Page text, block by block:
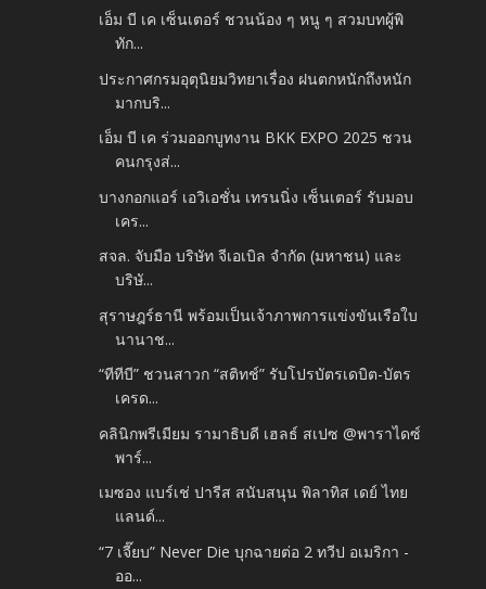
เอ็ม บี เค เซ็นเตอร์ ชวนน้อง ๆ หนู ๆ สวมบทผู้พิ
ทัก...
ประกาศกรมอุตุนิยมวิทยาเรื่อง ฝนตกหนักถึงหนัก
มากบริ...
เอ็ม บี เค ร่วมออกบูทงาน BKK EXPO 2025 ชวน
คนกรุงส่...
บางกอกแอร์ เอวิเอชั่น เทรนนิ่ง เซ็นเตอร์ รับมอบ
เคร...
สจล. จับมือ บริษัท จีเอเบิล จำกัด (มหาชน) และ
บริษั...
สุราษฎร์ธานี พร้อมเป็นเจ้าภาพการแข่งขันเรือใบ
นานาช...
“ทีทีบี” ชวนสาวก “สติทช์” รับโปรบัตรเดบิต-บัตร
เครด...
คลินิกพรีเมียม รามาธิบดี เฮลธ์ สเปซ @พาราไดซ์
พาร์...
เมซอง แบร์เช่ ปารีส สนับสนุน พิลาทิส เดย์ ไทย
แลนด์...
“7 เจี๊ยบ” Never Die บุกฉายต่อ 2 ทวีป อเมริกา -
ออ...